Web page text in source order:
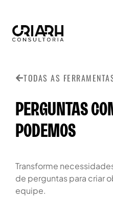
TODAS AS
PERGUNTAS
PODEMOS
Transforme
de perguntas para criar
equipe.